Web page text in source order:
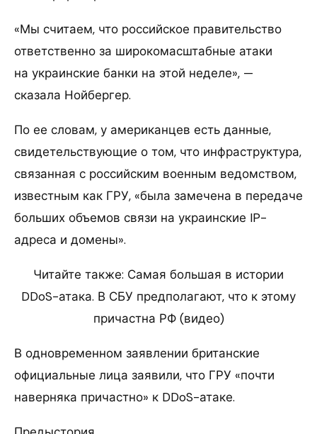
«Мы считаем, что российское правительство
ответственно за широкомасштабные атаки
на украинские банки на этой неделе», —
сказала Нойбергер.
По ее словам, у американцев есть данные,
свидетельствующие о том, что инфраструктура,
связанная с российским военным ведомством,
известным как ГРУ, «была замечена в передаче
больших объемов связи на украинские IP-
адреса и домены».
Читайте также: Самая большая в истории
DDoS-атака. В СБУ предполагают, что к этому
причастна РФ (видео)
В одновременном заявлении британские
официальные лица заявили, что ГРУ «почти
наверняка причастно» к DDoS-атаке.